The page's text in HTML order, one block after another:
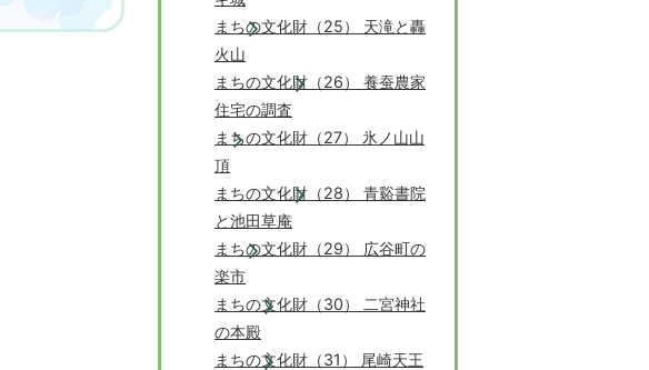
まちの文化財（25） 天滝と轟
火山
まちの文化財（26） 養蚕農家
住宅の調査
まちの文化財（27） 氷ノ山山
頂
まちの文化財（28） 青谿書院
と池田草庵
まちの文化財（29） 広谷町の
楽市
まちの文化財（30） 二宮神社
の本殿
まちの文化財（31） 尾崎天王